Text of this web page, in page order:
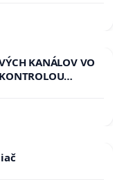
KANÁLOV VO
na riešenie